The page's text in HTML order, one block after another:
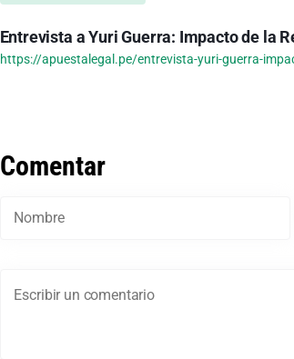
Entrevista a Yuri Guerra: Impacto de la
https://apuestalegal.pe/entrevista-yuri-guerra-
Comentar